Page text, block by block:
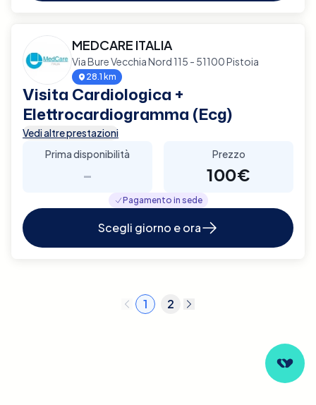
MEDCARE ITALIA
Via Bure Vecchia Nord 115 - 51100 Pistoia
28.1 km
Visita Cardiologica +
Elettrocardiogramma (Ecg)
Vedi altre prestazioni
Prima disponibilità
-
Prezzo
100€
Pagamento in sede
Scegli giorno e ora
1 2